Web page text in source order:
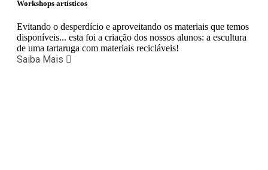
Workshops artísticos
Evitando o desperdício e aproveitando os materiais que temos
disponíveis... esta foi a criação dos nossos alunos: a escultura
de uma tartaruga com materiais recicláveis!
Saiba Mais